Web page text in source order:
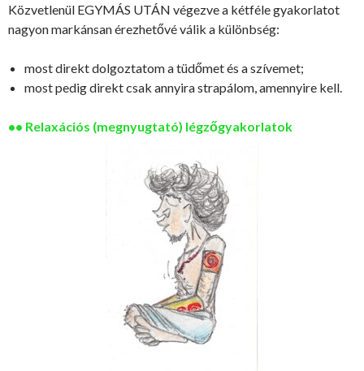
Közvetlenül EGYMÁS UTÁN végezve a kétféle gyakorlatot
nagyon markánsan érezhetővé válik a különbség:
most direkt dolgoztatom a tüdőmet és a szívemet;
most pedig direkt csak annyira strapálom, amennyire kell.
•• Relaxációs (megnyugtató) légzőgyakorlatok